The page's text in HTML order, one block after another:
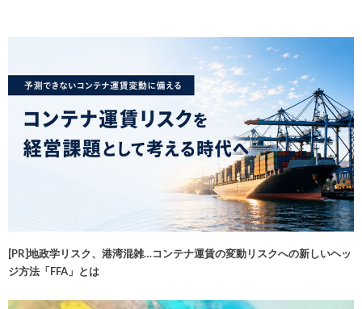
[PR]地政学リスク、港湾混雑…コンテナ運賃の変動リスクへの新しいヘッ
ジ方法「FFA」とは